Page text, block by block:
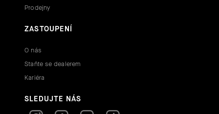
Prodejny
ZASTOUPENÍ
O nás
Staňte se dealerem
Kariéra
SLEDUJTE NÁS